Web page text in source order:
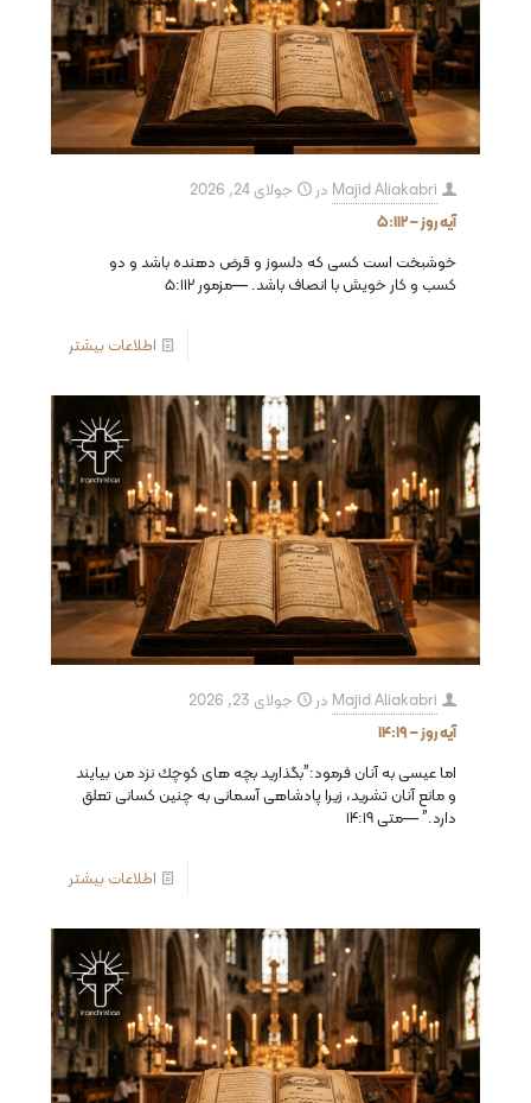
Majid Aliakabri در
جولای 24, 2026
آیه روز – ۵:۱۱۲
خوشبخت است كسى كه دلسوز و قرض دهنده باشد و دو
كسب و كار خويش با انصاف باشد. —مزمور ۵:۱۱۲
اطلاعات بیشتر
Majid Aliakabri در
جولای 23, 2026
آیه روز – ۱۴:۱۹
اما عيسى به آنان فرمود:”بگذاريد بچه هاى كوچك نزد من بيايند
و مانع آنان تشريد، زيرا پادشاهى آسمانى به چنين كسانى تعلق
دارد.” —متی ۱۴:۱۹
اطلاعات بیشتر